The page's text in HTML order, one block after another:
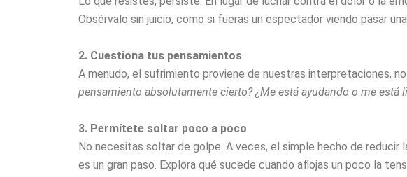
Obsérvalo sin juicio, como si fueras un espectador viendo pasar
2. Cuestiona tus pensamientos
A menudo, el sufrimiento proviene de nuestras interpretaciones,
pensamiento absolutamente cierto? ¿Me está ayudando o me está
3. Permítete soltar poco a poco
No necesitas soltar de golpe. A veces, el simple hecho de reducir
es un gran paso. Explora qué sucede cuando aflojas un poco la